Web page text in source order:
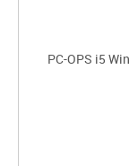
PC-OPS i5